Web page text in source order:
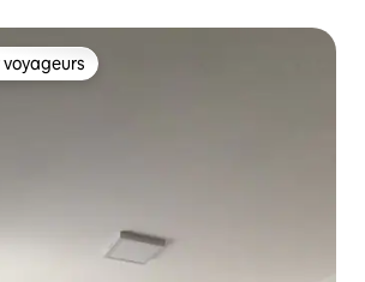
les plus appréciés